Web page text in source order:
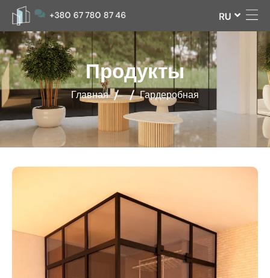
+380 67 780 87 46 RU
Продукты
Главная Гардеробная